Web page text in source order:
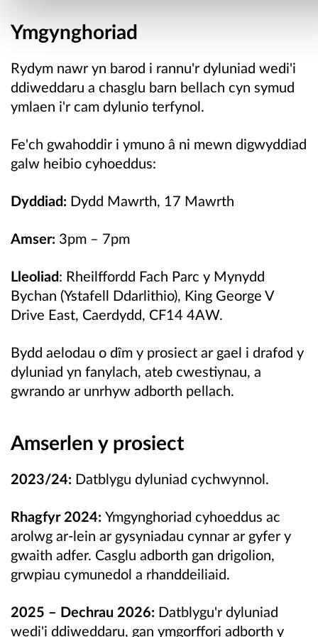
Ymgynghoriad
Rydym nawr yn barod i rannu'r dyluniad wedi'i
ddiweddaru a chasglu barn bellach cyn symud
ymlaen i'r cam dylunio terfynol.
Fe'ch gwahoddir i ymuno â ni mewn digwyddiad
galw heibio cyhoeddus:
Dyddiad: Dydd Mawrth, 17 Mawrth
Amser: 3pm – 7pm
Lleoliad: Rheilffordd Fach Parc y Mynydd
Bychan (Ystafell Ddarlithio), King George V
Drive East, Caerdydd, CF14 4AW.
Bydd aelodau o dîm y prosiect ar gael i drafod y
dyluniad yn fanylach, ateb cwestiynau, a
gwrando ar unrhyw adborth pellach.
Amserlen y prosiect
2023/24: Datblygu dyluniad cychwynnol.
Rhagfyr 2024: Ymgynghoriad cyhoeddus ac
arolwg ar-lein ar gysyniadau cynnar ar gyfer y
gwaith adfer. Casglu adborth gan drigolion,
grwpiau cymunedol a rhanddeiliaid.
2025 – Dechrau 2026: Datblygu'r dyluniad
wedi'i ddiweddaru, gan ymgorffori adborth y